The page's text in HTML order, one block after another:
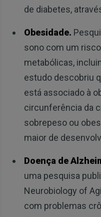
de diabetes,
Obesidade.
sono com um
metabólicas,
estudo descobriu
está associado à
circunferência da
sobrepeso ou
maior de
Doença de
uma pesquisa
Neurobiology of
com problemas